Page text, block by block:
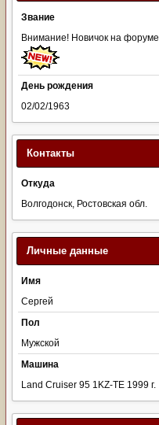
Звание
Внимание! Новичок на форуме
День рождения
02/02/1963
Контакты
Откуда
Волгодонск, Ростовская обл.
Личные данные
Имя
Сергей
Пол
Мужской
Машина
Land Cruiser 95 1KZ-TE 1999 г.